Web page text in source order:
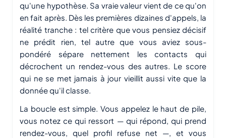
qu'une hypothèse. Sa vraie valeur vient de ce qu'on
en fait après. Dès les premières dizaines d'appels, la
réalité tranche : tel critère que vous pensiez décisif
ne prédit rien, tel autre que vous aviez sous-
pondéré sépare nettement les contacts qui
décrochent un rendez-vous des autres. Le score
qui ne se met jamais à jour vieillit aussi vite que la
donnée qu'il classe.
La boucle est simple. Vous appelez le haut de pile,
vous notez ce qui ressort — qui répond, qui prend
rendez-vous, quel profil refuse net —, et vous